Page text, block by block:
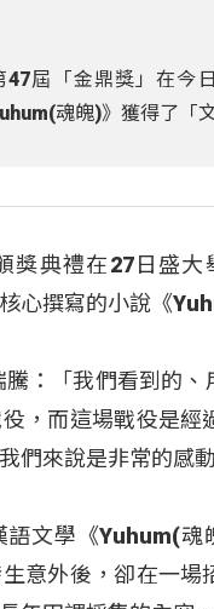
屆「金鼎獎」在今
魂魄)》獲得了「
獎典禮在27日盛
心撰寫的小說《
：「我們看到的
，而這場戰役是
們來說是非常的感動
語文學《Yuhum(
意外後，卻在一